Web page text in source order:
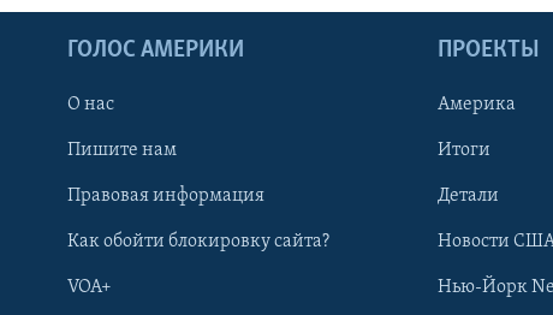
ГОЛОС АМЕРИКИ
О нас
Пишите нам
Правовая информация
Как обойти блокировку сайта?
VOA+
ПРОЕКТЫ
Америка
Итоги
Детали
Новости
Нью-Йорк